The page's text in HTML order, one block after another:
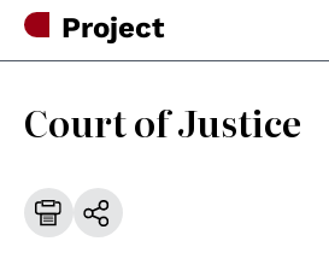
Project
Court of Justice